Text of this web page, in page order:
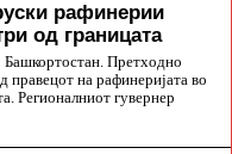
рафинерии
од границата
Башкортостан. Претходно
правецот на рафинеријата во
Регионалниот гувернер